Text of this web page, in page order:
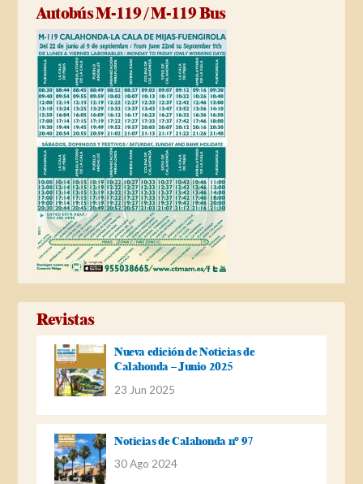
Autobús M-119 / M-119 Bus
Revistas
Nueva edición de Noticias de
Calahonda – Junio 2025
23 Jun 2025
Noticias de Calahonda nº 97
30 Ago 2024